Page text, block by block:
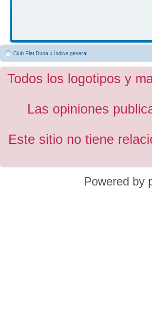
Club Fiat Duna » Índice general
Todos los logotipos y
Las opiniones
Este sitio no tiene
Powered by